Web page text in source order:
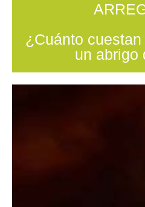
¿Cuánto
un abrigo